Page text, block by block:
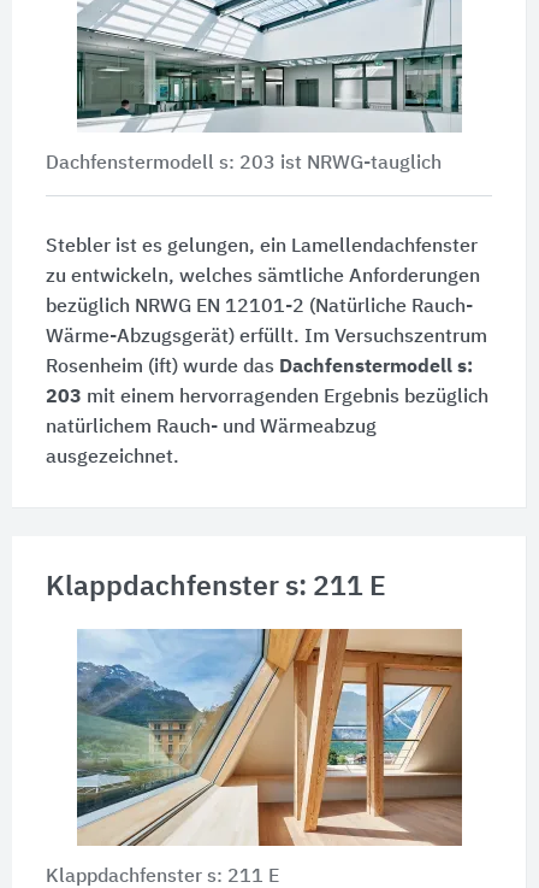
Dachfenstermodell s: 203 ist NRWG-tauglich
Stebler ist es gelungen, ein Lamellendachfenster
zu entwickeln, welches sämtliche Anforderungen
bezüglich NRWG EN 12101-2 (Natürliche Rauch-
Wärme-Abzugsgerät) erfüllt. Im Versuchszentrum
Rosenheim (ift) wurde das Dachfenstermodell s:
203 mit einem hervorragenden Ergebnis bezüglich
natürlichem Rauch- und Wärmeabzug
ausgezeichnet.
Klappdachfenster s: 211 E
Klappdachfenster s: 211 E